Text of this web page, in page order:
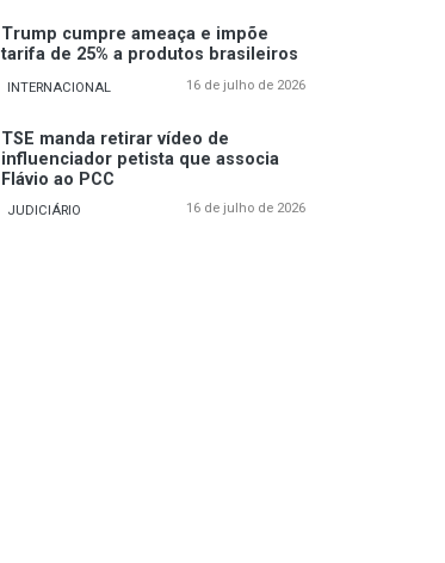
Trump cumpre ameaça e impõe
tarifa de 25% a produtos brasileiros
INTERNACIONAL 16 de julho de 2026
TSE manda retirar vídeo de
influenciador petista que associa
Flávio ao PCC
JUDICIÁRIO 16 de julho de 2026